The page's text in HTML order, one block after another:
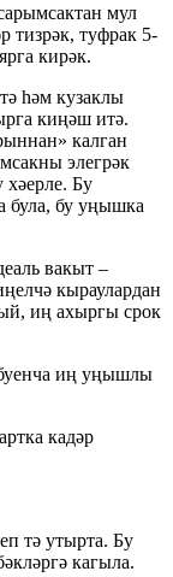
мул
тизрәк, туфрак 5-
кирәк.
һәм кузаклы
киңәш итә.
калган
элегрәк
хәерле. Бу
була, бу уңышка
вакыт –
кыраулардан
иң ахыргы срок
иң уңышлы
кадәр
тә утырта. Бу
кагыла.